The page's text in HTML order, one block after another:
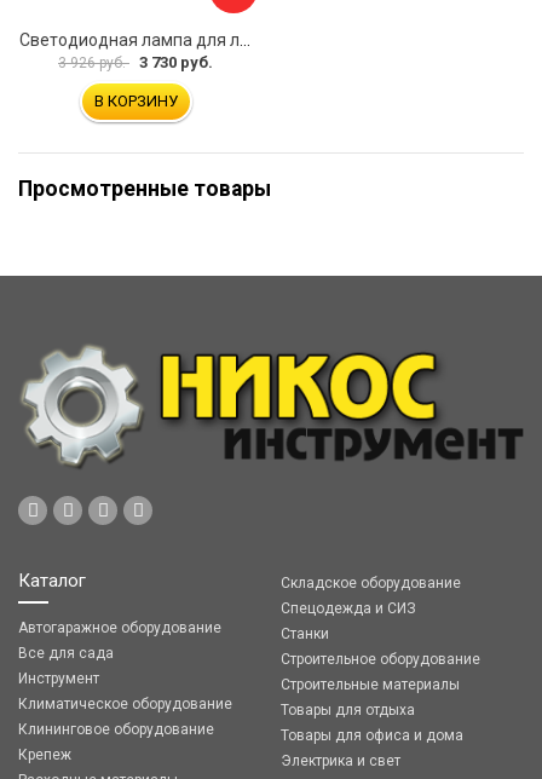
3 926 руб. 3 730 руб.
В КОРЗИНУ
Просмотренные товары
Каталог
Автогаражное оборудование
Все для сада
Инструмент
Климатическое оборудование
Клининговое оборудование
Крепеж
Складское оборудование
Спецодежда и СИЗ
Станки
Строительное оборудование
Строительные материалы
Товары для отдыха
Товары для офиса и дома
Электрика и свет